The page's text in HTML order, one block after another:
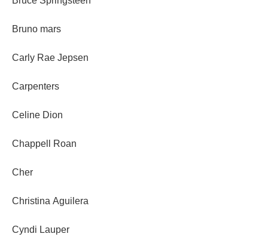
Bruno mars
Carly Rae Jepsen
Carpenters
Celine Dion
Chappell Roan
Cher
Christina Aguilera
Cyndi Lauper